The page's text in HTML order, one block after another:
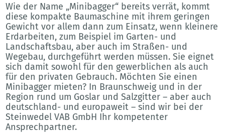
Wie der Name „Minibagger“ bereits verrät, kommt
diese kompakte Baumaschine mit ihrem geringen
Gewicht vor allem dann zum Einsatz, wenn kleinere
Erdarbeiten, zum Beispiel im Garten- und
Landschaftsbau, aber auch im Straßen- und
Wegebau, durchgeführt werden müssen. Sie eignet
sich damit sowohl für den gewerblichen als auch
für den privaten Gebrauch. Möchten Sie einen
Minibagger mieten? In Braunschweig und in der
Region rund um Goslar und Salzgitter – aber auch
deutschland- und europaweit – sind wir bei der
Steinwedel VAB GmbH Ihr kompetenter
Ansprechpartner.